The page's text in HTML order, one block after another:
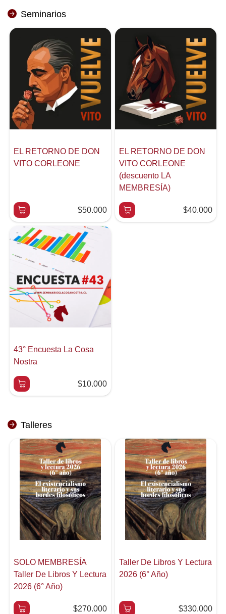
Seminarios
EL RETORNO DE DON
VITO CORLEONE
$50.000
EL RETORNO DE DON
VITO CORLEONE
(descuento LA
MEMBRESÍA)
$40.000
43° Encuesta La Cosa
Nostra
$10.000
Talleres
SOLO MEMBRESÍA
Taller De Libros Y Lectura
2026 (6° Año)
$270.000
Taller De Libros Y Lectura
2026 (6° Año)
$330.000